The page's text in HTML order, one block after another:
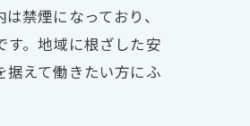
禁煙になっており、
。地域に根ざした安
えて働きたい方にふ